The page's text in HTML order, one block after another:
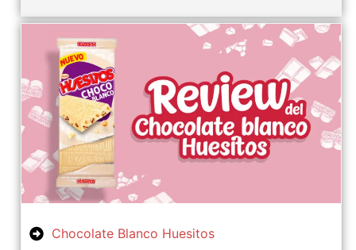
Chocolate Blanco Huesitos